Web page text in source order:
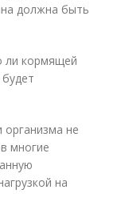
должна быть
ли кормящей
организма не
многие
на